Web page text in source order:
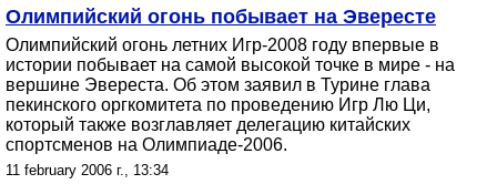
Олимпийский огонь побывает на Эвересте
Олимпийский огонь летних Игр-2008 году впервые в
истории побывает на самой высокой точке в мире - на
вершине Эвереста. Об этом заявил в Турине глава
пекинского оргкомитета по проведению Игр Лю Ци,
который также возглавляет делегацию китайских
спортсменов на Олимпиаде-2006.
11 february 2006 г., 13:34